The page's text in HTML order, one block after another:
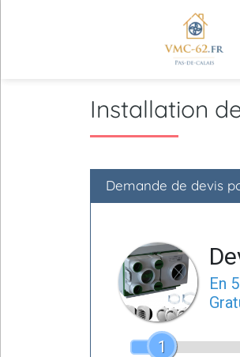
Installation
Demande de devis
En
1